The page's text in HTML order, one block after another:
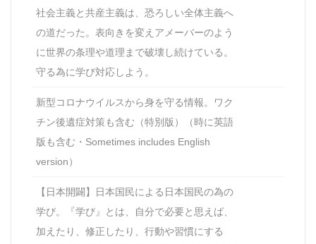
社会主義と共産主義は、恐ろしい全体主義へ
の道だった。表向きを変えアメーバーのよう
に世界の条理や道理まで破壊し続けている。
守る為に学び対応しよう。
新型コロナウイルスから身を守る情報。ワク
チン後遺症対策も含む（特別版）（時に英語
版も含む・Sometimes includes English
version）
【日本開闢】日本国民による日本国民の為の
学び。『学び』とは、自分で必要と思えば、
加えたり、修正したり、行動や習慣にする